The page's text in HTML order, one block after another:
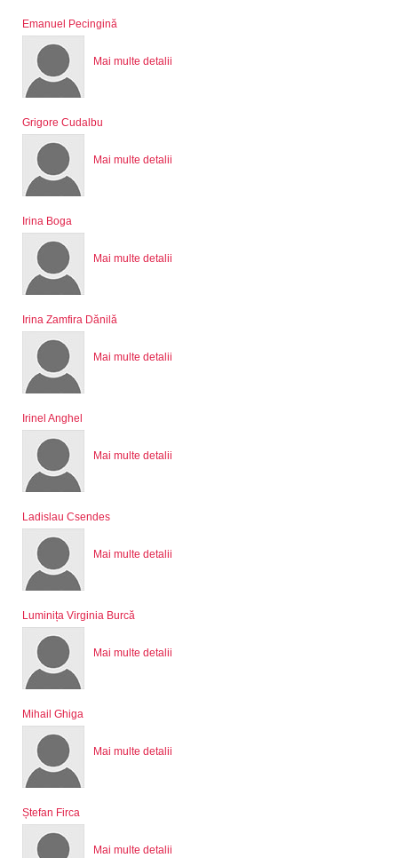
Emanuel Pecingină
Mai multe detalii
Grigore Cudalbu
Mai multe detalii
Irina Boga
Mai multe detalii
Irina Zamfira Dănilă
Mai multe detalii
Irinel Anghel
Mai multe detalii
Ladislau Csendes
Mai multe detalii
Luminița Virginia Burcă
Mai multe detalii
Mihail Ghiga
Mai multe detalii
Ștefan Firca
Mai multe detalii